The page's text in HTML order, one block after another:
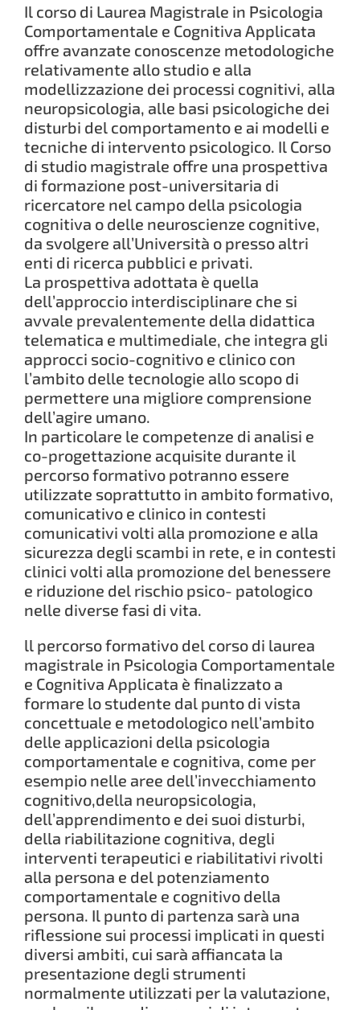
Il corso di Laurea Magistrale in Psicologia
Comportamentale e Cognitiva Applicata
offre avanzate conoscenze metodologiche
relativamente allo studio e alla
modellizzazione dei processi cognitivi, alla
neuropsicologia, alle basi psicologiche dei
disturbi del comportamento e ai modelli e
tecniche di intervento psicologico. Il Corso
di studio magistrale offre una prospettiva
di formazione post-universitaria di
ricercatore nel campo della psicologia
cognitiva o delle neuroscienze cognitive,
da svolgere all’Università o presso altri
enti di ricerca pubblici e privati.
La prospettiva adottata è quella
dell’approccio interdisciplinare che si
avvale prevalentemente della didattica
telematica e multimediale, che integra gli
approcci socio-cognitivo e clinico con
l’ambito delle tecnologie allo scopo di
permettere una migliore comprensione
dell’agire umano.
In particolare le competenze di analisi e
co-progettazione acquisite durante il
percorso formativo potranno essere
utilizzate soprattutto in ambito formativo,
comunicativo e clinico in contesti
comunicativi volti alla promozione e alla
sicurezza degli scambi in rete, e in contesti
clinici volti alla promozione del benessere
e riduzione del rischio psico- patologico
nelle diverse fasi di vita.
ll percorso formativo del corso di laurea
magistrale in Psicologia Comportamentale
e Cognitiva Applicata è finalizzato a
formare lo studente dal punto di vista
concettuale e metodologico nell’ambito
delle applicazioni della psicologia
comportamentale e cognitiva, come per
esempio nelle aree dell’invecchiamento
cognitivo,della neuropsicologia,
dell’apprendimento e dei suoi disturbi,
della riabilitazione cognitiva, degli
interventi terapeutici e riabilitativi rivolti
alla persona e del potenziamento
comportamentale e cognitivo della
persona. Il punto di partenza sarà una
riflessione sui processi implicati in questi
diversi ambiti, cui sarà affiancata la
presentazione degli strumenti
normalmente utilizzati per la valutazione,